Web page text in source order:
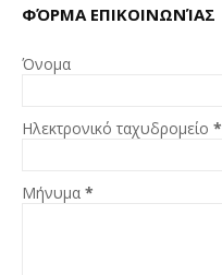
ΦΌΡΜΑ ΕΠΙΚΟΙΝΩΝΊΑΣ
Όνομα
Ηλεκτρονικό ταχυδρομείο *
Μήνυμα *